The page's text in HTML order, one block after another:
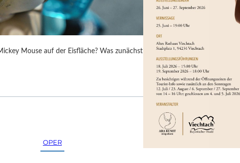
Mouse auf der Eisfläche? Was zunächst
OPER